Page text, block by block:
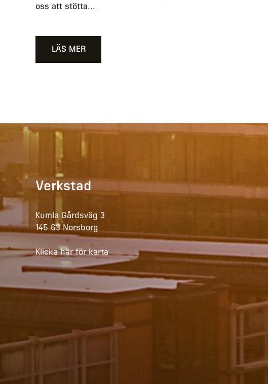
oss att stötta...
LÄS MER
Verkstad
Kumla Gårdsväg 3
145 63 Norsborg
Klicka här för karta